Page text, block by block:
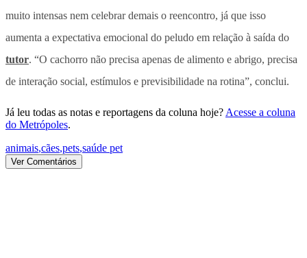
muito intensas nem celebrar demais o reencontro, já que isso
aumenta a expectativa emocional do peludo em relação à saída do
tutor. “O cachorro não precisa apenas de alimento e abrigo, precisa
de interação social, estímulos e previsibilidade na rotina”, conclui.
Já leu todas as notas e reportagens da coluna hoje? Acesse a coluna
do Metrópoles.
animais,cães,pets,saúde pet
Ver Comentários